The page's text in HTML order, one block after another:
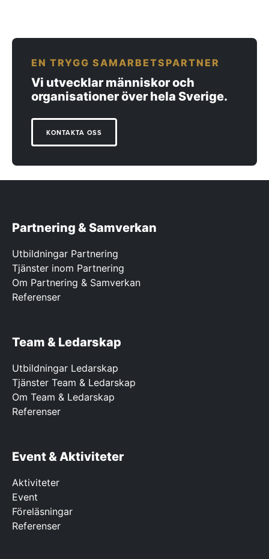
EN TRYGG SAMARBETSPARTNER
Vi utvecklar människor och
organisationer över hela Sverige.
KONTAKTA OSS
Partnering & Samverkan
Utbildningar Partnering
Tjänster inom Partnering
Om Partnering & Samverkan
Referenser
Team & Ledarskap
Utbildningar Ledarskap
Tjänster Team & Ledarskap
Om Team & Ledarskap
Referenser
Event & Aktiviteter
Aktiviteter
Event
Föreläsningar
Referenser